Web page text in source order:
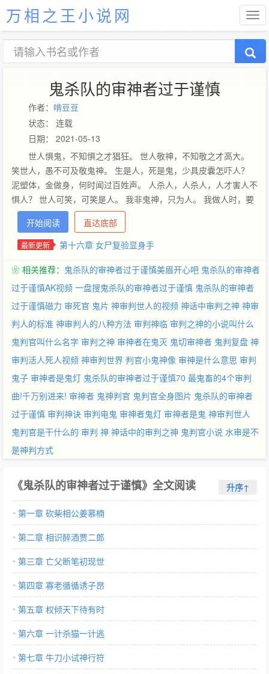
万相之王小说网
鬼杀队的审神者过于谨慎
作者： 啃豆豆
状态： 连载
日期： 2021-05-13
世人惧鬼，不知惧之才猖狂。 世人敬神，不知敬之才高大。
笑世人，愚不可及敬鬼神。 生是人，死是鬼，少具皮囊怎吓人？
泥塑体，金做身，何时闻过百姓声。 人杀人，人杀人，人才害人不
惧人？ 世人可笑，可笑是人。 我非鬼神，只为人。 我做人时，要
判尽三界冤案，鬼挡判刑，神挡判刑。 我铁面无私，审鬼判神。
开始阅读 直达底部
最新更新 第十六章 女尸复验显身手
❀ 相关推荐： 鬼杀队的审神者过于谨慎美眉开心吧 鬼杀队的审神者
过于谨慎AK视频 一盘搜鬼杀队的审神者过于谨慎 鬼杀队的审神者
过于谨慎磁力 审死官 鬼片 神审判世人的视频 神话中审判之神 神审
判人的标准 神审判人的八种方法 审判神临 审判之神的小说叫什么
鬼判官叫什么名字 审判之神 审神者在鬼灭 鬼切审神者 鬼判复盘 神
审判活人死人视频 神审判世界 判官小鬼神像 审神是什么意思 审判
鬼子 审神者是鬼灯 鬼杀队的审神者过于谨慎70 最鬼畜的4个审判
曲!千万别进来! 审神者 鬼神判官 鬼判官全身图片 鬼杀队的审神者
过于谨慎 审判神诀 审判电鬼 审神者鬼灯 审神者是鬼 神审判世人
鬼判官是干什么的 审判 神 神话中的审判之神 鬼判官小说 水审是不
是神判方式
《鬼杀队的审神者过于谨慎》全文阅读 升序↑
第一章 砍柴相公姜慕楠
第二章 相识醉酒贾二郎
第三章 亡父断笔初现世
第四章 寡老循循诱子昂
第五章 权倾天下待有时
第六章 一计杀猫一计逃
第七章 牛刀小试神行符